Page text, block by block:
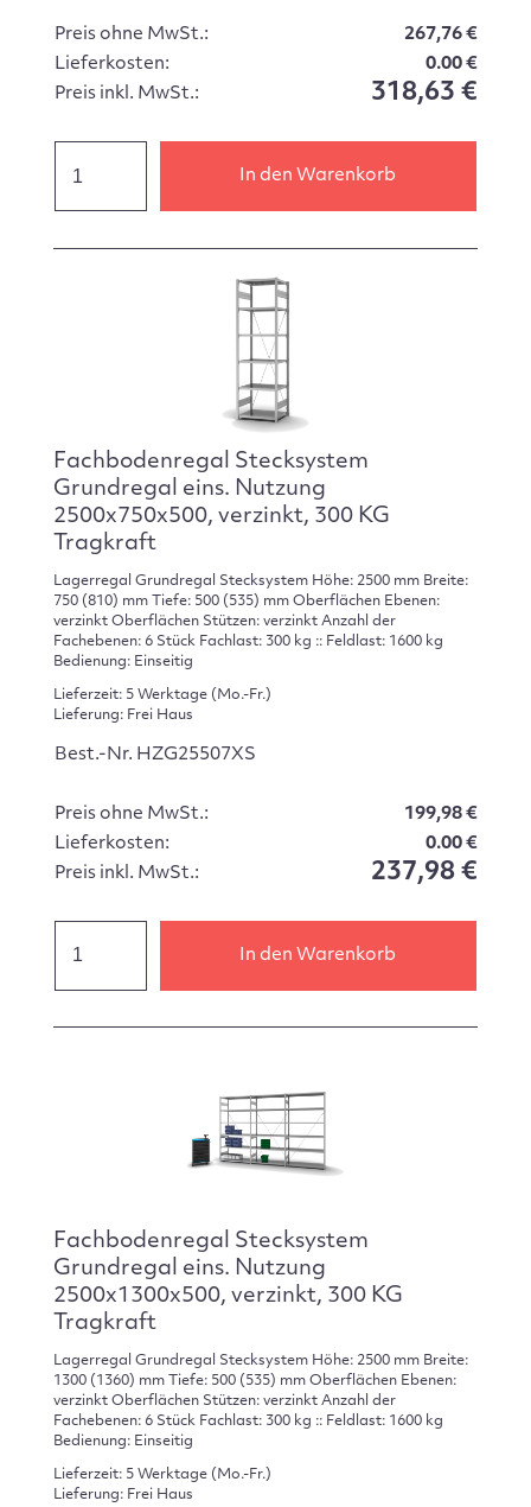
Preis ohne MwSt.:
267,76 €
Lieferkosten:
0.00 €
Preis inkl. MwSt.:
318,63 €
In den Warenkorb
Fachbodenregal Stecksystem
Grundregal eins. Nutzung
2500x750x500, verzinkt, 300 KG
Tragkraft
Lagerregal Grundregal Stecksystem Höhe: 2500 mm Breite:
750 (810) mm Tiefe: 500 (535) mm Oberflächen Ebenen:
verzinkt Oberflächen Stützen: verzinkt Anzahl der
Fachebenen: 6 Stück Fachlast: 300 kg :: Feldlast: 1600 kg
Bedienung: Einseitig
Lieferzeit: 5 Werktage (Mo.-Fr.)
Lieferung: Frei Haus
Best.-Nr. HZG25507XS
Preis ohne MwSt.:
199,98 €
Lieferkosten:
0.00 €
Preis inkl. MwSt.:
237,98 €
In den Warenkorb
Fachbodenregal Stecksystem
Grundregal eins. Nutzung
2500x1300x500, verzinkt, 300 KG
Tragkraft
Lagerregal Grundregal Stecksystem Höhe: 2500 mm Breite:
1300 (1360) mm Tiefe: 500 (535) mm Oberflächen Ebenen:
verzinkt Oberflächen Stützen: verzinkt Anzahl der
Fachebenen: 6 Stück Fachlast: 300 kg :: Feldlast: 1600 kg
Bedienung: Einseitig
Lieferzeit: 5 Werktage (Mo.-Fr.)
Lieferung: Frei Haus